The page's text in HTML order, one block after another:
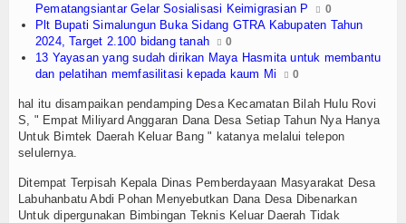
Pematangsiantar Gelar Sosialisasi Keimigrasian P
0
Plt Bupati Simalungun Buka Sidang GTRA Kabupaten Tahun
2024, Target 2.100 bidang tanah
0
13 Yayasan yang sudah dirikan Maya Hasmita untuk membantu
dan pelatihan memfasilitasi kepada kaum Mi
0
hal itu disampaikan pendamping Desa Kecamatan Bilah Hulu Rovi
S, " Empat Miliyard Anggaran Dana Desa Setiap Tahun Nya Hanya
Untuk Bimtek Daerah Keluar Bang " katanya melalui telepon
selulernya.
Ditempat Terpisah Kepala Dinas Pemberdayaan Masyarakat Desa
Labuhanbatu Abdi Pohan Menyebutkan Dana Desa Dibenarkan
Untuk dipergunakan Bimbingan Teknis Keluar Daerah Tidak